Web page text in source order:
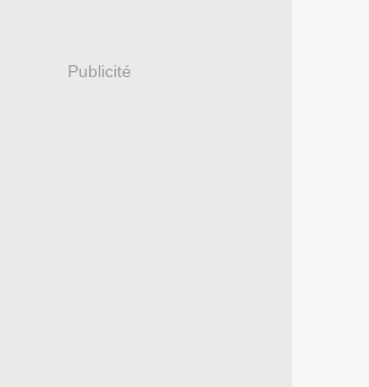
Publicité